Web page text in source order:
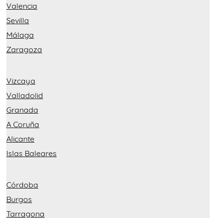
Valencia
Sevilla
Málaga
Zaragoza
Vizcaya
Valladolid
Granada
A Coruña
Alicante
Islas Baleares
Córdoba
Burgos
Tarragona